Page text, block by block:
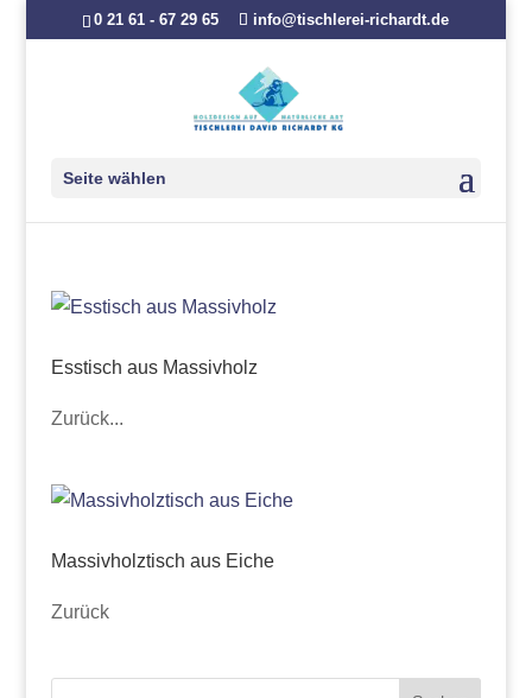
0 21 61 - 67 29 65 info@tischlerei-richardt.de
Seite wählen
Esstisch aus Massivholz
Zurück...
Massivholztisch aus Eiche
Zurück